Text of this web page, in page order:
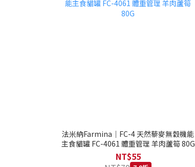
法米納Farmina｜FC-4 天然藜麥無穀機能
主食貓罐 FC-4061 體重管理 羊肉蘆筍 80G
NT$55